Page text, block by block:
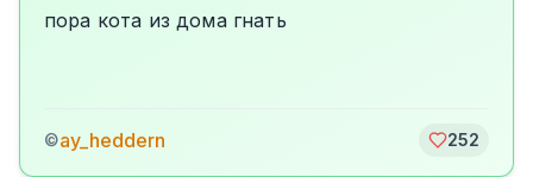
пора кота из дома гнать
©ay_heddern 252